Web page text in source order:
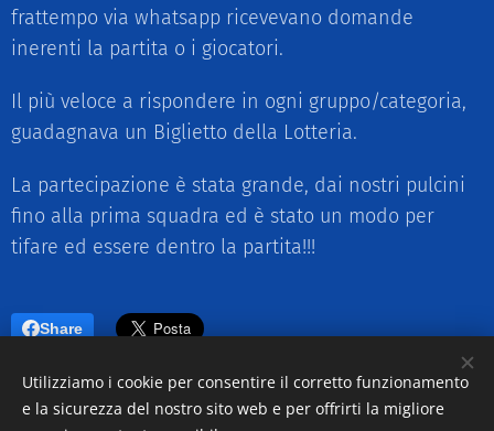
frattempo via whatsapp ricevevano domande
inerenti la partita o i giocatori.
Il più veloce a rispondere in ogni gruppo/categoria,
guadagnava un Biglietto della Lotteria.
La partecipazione è stata grande, dai nostri pulcini
fino alla prima squadra ed è stato un modo per
tifare ed essere dentro la partita!!!
Share
Utilizziamo i cookie per consentire il corretto funzionamento
e la sicurezza del nostro sito web e per offrirti la migliore